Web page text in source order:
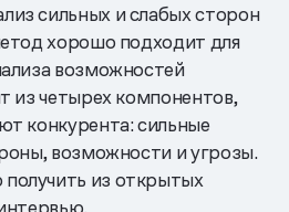
сильных и слабых сторон
хорошо подходит для
возможностей
из четырех компонентов,
конкурента: сильные
возможности и угрозы.
из открытых